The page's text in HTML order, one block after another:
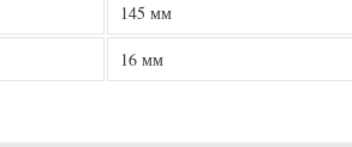
145 мм
16 мм